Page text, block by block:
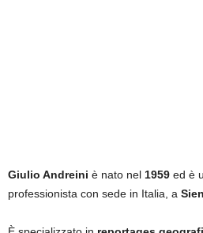
Giulio Andreini è nato nel 1959 ed è
professionista con sede in Italia, a